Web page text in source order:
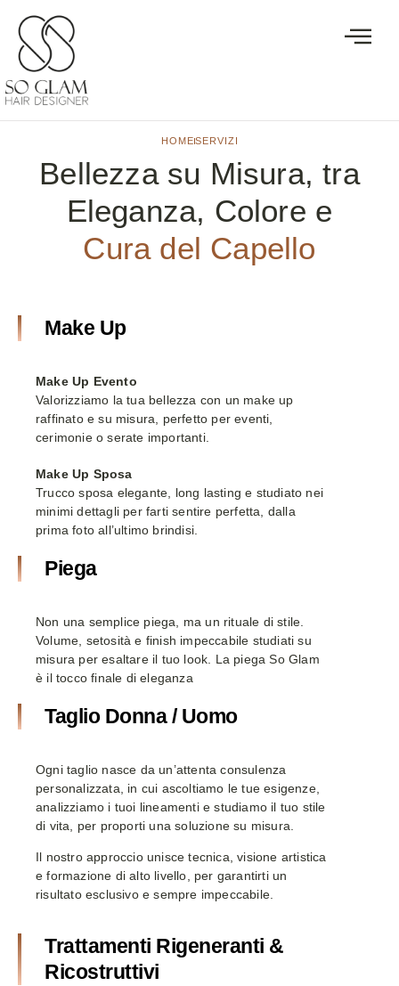
HOMESERVIZI
Bellezza su Misura, tra
Eleganza, Colore e
Cura del Capello
Make Up
Make Up Evento
Valorizziamo la tua bellezza con un make up
raffinato e su misura, perfetto per eventi,
cerimonie o serate importanti.
Make Up Sposa
Trucco sposa elegante, long lasting e studiato nei
minimi dettagli per farti sentire perfetta, dalla
prima foto all’ultimo brindisi.
Piega
Non una semplice piega, ma un rituale di stile.
Volume, setosità e finish impeccabile studiati su
misura per esaltare il tuo look. La piega So Glam
è il tocco finale di eleganza
Taglio Donna / Uomo
Ogni taglio nasce da un’attenta consulenza
personalizzata, in cui ascoltiamo le tue esigenze,
analizziamo i tuoi lineamenti e studiamo il tuo stile
di vita, per proporti una soluzione su misura.
Il nostro approccio unisce tecnica, visione artistica
e formazione di alto livello, per garantirti un
risultato esclusivo e sempre impeccabile.
Trattamenti Rigeneranti &
Ricostruttivi